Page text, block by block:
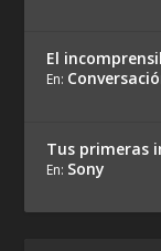
El
En:
Tus primeras
En: Sony